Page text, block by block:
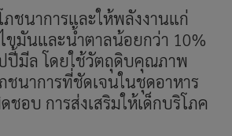
ชนาการและให้พลังงานแก่
ขมันและน้ำตาลน้อยกว่า 10%
ปี้มีล โดยใช้วัตถุดิบคุณภาพ
นาการที่ชัดเจนในชุดอาหาร
อบ การส่งเสริมให้เด็กบริโภค